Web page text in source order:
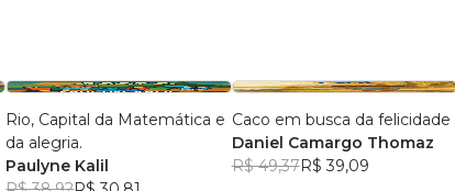
Rio, Capital da Matemática e
da alegria.
Paulyne Kalil
Caco em busca da felicidade
Daniel Camargo Thomaz
R$ 49,37R$ 39,09